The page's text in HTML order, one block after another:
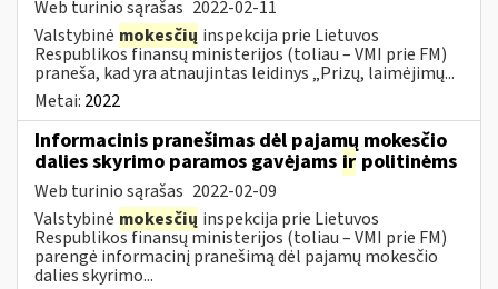
Web turinio sąrašas 2022-02-11
Valstybinė mokesčių inspekcija prie Lietuvos
Respublikos finansų ministerijos (toliau – VMI prie FM)
praneša, kad yra atnaujintas leidinys „Prizų, laimėjimų...
Metai: 2022
Informacinis pranešimas dėl pajamų mokesčio
dalies skyrimo paramos gavėjams ir politinėms
Web turinio sąrašas 2022-02-09
Valstybinė mokesčių inspekcija prie Lietuvos
Respublikos finansų ministerijos (toliau – VMI prie FM)
parengė informacinį pranešimą dėl pajamų mokesčio
dalies skyrimo...